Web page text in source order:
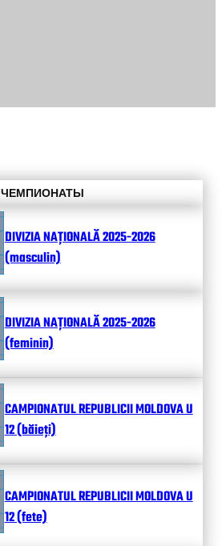
ЧЕМПИОНАТЫ
DIVIZIA NAȚIONALĂ 2025-2026
(masculin)
DIVIZIA NAȚIONALĂ 2025-2026
(feminin)
CAMPIONATUL REPUBLICII MOLDOVA U
12 (băieți)
CAMPIONATUL REPUBLICII MOLDOVA U
12 (fete)